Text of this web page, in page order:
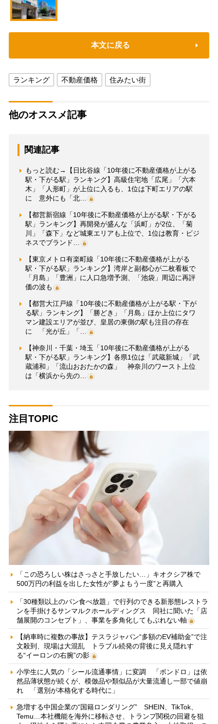
本文に戻る
ランキング 不動産価格 住みたい街
他のオススメ記事
関連記事
もっと読む→【日比谷線「10年後に不動産価格が上がる
駅・下がる駅」ランキング】高級住宅地「広尾」「六本
木」「人形町」が上位に入るも、1位は下町エリアの駅
に 意外にも「北…
【都営新宿線「10年後に不動産価格が上がる駅・下がる
駅」ランキング】再開発が盛んな「浜町」が2位、「菊
川」「森下」など城東エリアも上位で、1位は教育・ビジ
ネスでブランド…
【東京メトロ有楽町線「10年後に不動産価格が上がる
駅・下がる駅」ランキング】湾岸と副都心が二枚看板で
「月島」「豊洲」に人口急増予測、「池袋」周辺に再評
価の波も
【都営大江戸線「10年後に不動産価格が上がる駅・下が
る駅」ランキング】「勝どき」「月島」ほか上位にタワ
マン建設エリアが並び、皇居の東側の駅も注目の存在
に 「光が丘」「…
【神奈川・千葉・埼玉「10年後に不動産価格が上がる
駅・下がる駅」ランキング】各県1位は「武蔵新城」「武
蔵浦和」「流山おおたかの森」 神奈川のワースト上位
は「横浜から先の…
注目TOPIC
「この恐ろしい株はさっさと手放したい…」キオクシア株で
500万円の利益を出した女性が“夢よもう一度”と再購入
「30種類以上のパン食べ放題」で行列のできる新形態レストラ
ンを手掛けるサンマルクホールディングス 同社に聞いた「店
舗展開のコンセプト」、事業を多角化してもぶれない軸
【納車時に複数の事故】テスラジャパン“多額のEV補助金”で注
文殺到、現場は大混乱 トラブル続発の背後に見え隠れす
る“イーロンの右腕”の影
小学生に人気の「シール流通事情」に変調 「ボンドロ」は依
然品薄状態が続くが、模倣品や類似品が大量流通し一部で値崩
れ 「選別が本格化する時代に」
急増する中国企業の“国籍ロンダリング” SHEIN、TikTok、
Temu…本社機能を海外に移転させ、トランプ関税の回避を狙